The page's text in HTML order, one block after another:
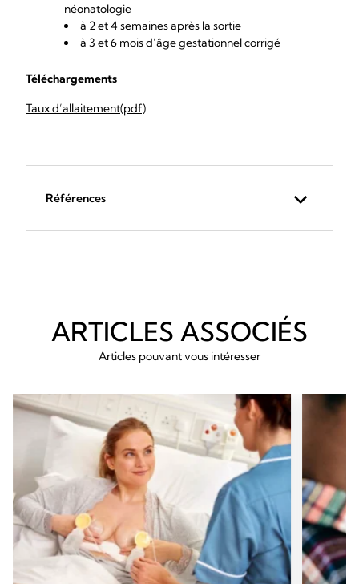
néonatologie
à 2 et 4 semaines après la sortie
à 3 et 6 mois d’âge gestationnel corrigé
Téléchargements
Taux d’allaitement(pdf)
Références
ARTICLES ASSOCIÉS
Articles pouvant vous intéresser